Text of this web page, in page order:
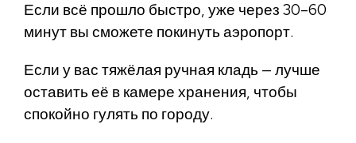
Если всё прошло быстро, уже через 30–60
минут вы сможете покинуть аэропорт.
Если у вас тяжёлая ручная кладь — лучше
оставить её в камере хранения, чтобы
спокойно гулять по городу.